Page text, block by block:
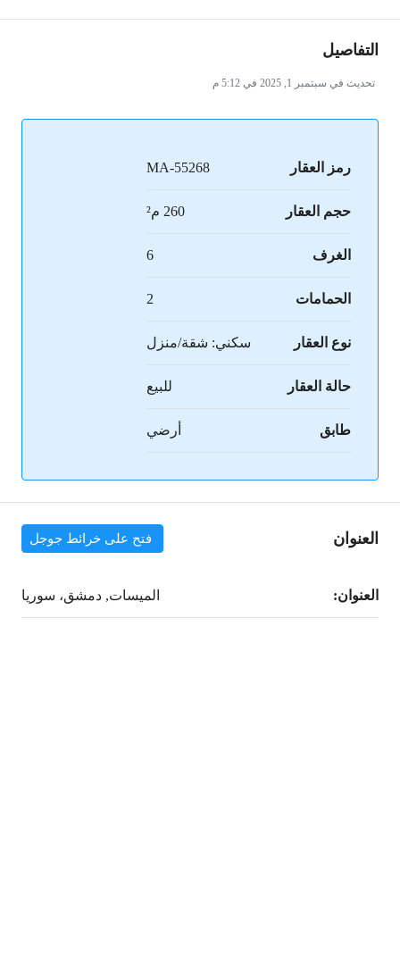
التفاصيل
تحديث في سبتمبر 1, 2025 في 5:12 م
رمز العقار MA-55268
حجم العقار 260 م²
الغرف 6
الحمامات 2
نوع العقار سكني: شقة/منزل
حالة العقار للبيع
طابق أرضي
العنوان فتح على خرائط جوجل
العنوان: الميسات, دمشق، سوريا